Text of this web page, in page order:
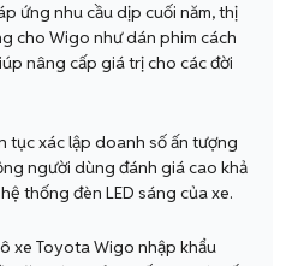
ứng nhu cầu dịp cuối năm, thị
cho Wigo như dán phim cách
nâng cấp giá trị cho các đời
tục xác lập doanh số ấn tượng
người dùng đánh giá cao khả
thống đèn LED sáng của xe.
xe Toyota Wigo nhập khẩu